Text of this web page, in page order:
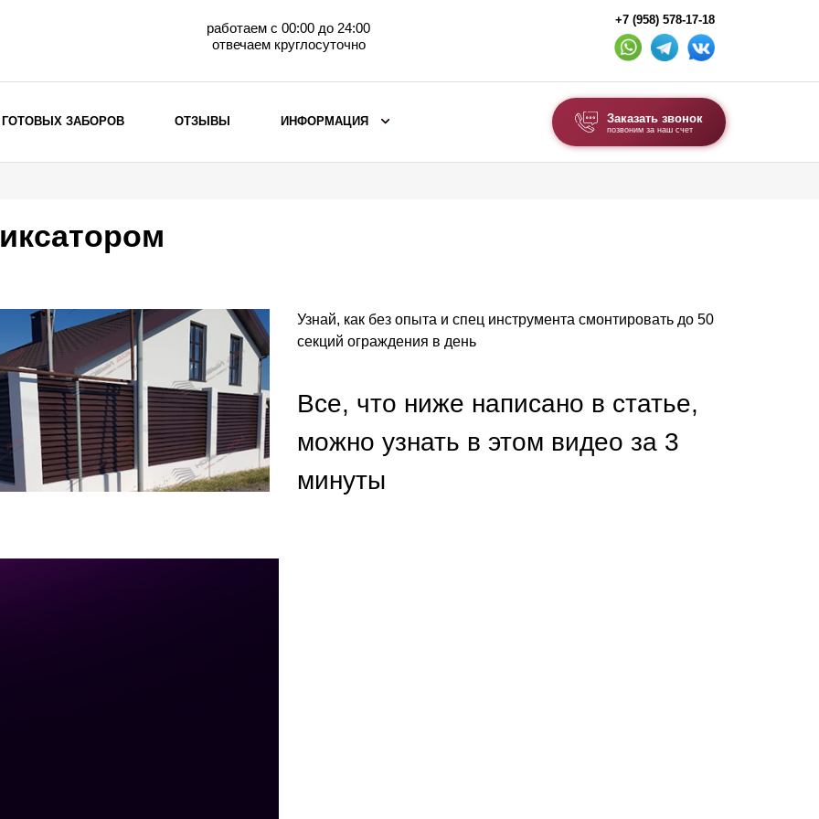
работаем с 00:00 до 24:00
отвечаем круглосуточно
+7 (958) 578-17-18
Заборы из евроштакетника
Забор жалюзи с кирпичными столбами
Металлические заборы
Металлические ограждения
ВЫБОР ПО ХАРАКТЕРИСТИКАМ
Горизонтальные заборы
Высокие заборы
Красивые, дизайнерские заборы
ВОРОТА И КАЛИТКИ
Ворота складные гармошка
Калитки
ГОТОВЫХ ЗАБОРОВ ОТЗЫВЫ ИНФОРМАЦИЯ Заказать звонок
позвоним за наш счет
Узнай, как без опыта и спец инструмента смонтировать до 50
секций ограждения в день
Все, что ниже написано в статье,
можно узнать в этом видео за 3
минуты